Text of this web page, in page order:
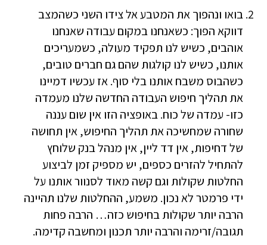
בואו ונהפוך את המטבע אל צידו השני כשהמצב
דווקא הפוך: כשאנחנו במקום עבודה שאנחנו
אוהבים, כשיש לנו תפקיד מעולה, כשמעריכים
אותנו, כשיש לנו קולגות שהם גם חברים טובים,
כשהבוס משבח אותנו בלי סוף. אז עכשיו דמיינו
את תהליך חיפוש העבודה החדשה שלנו מעמדה
כזו- עמדה של כוח. באופציה הזו אין שום עננה
שחורה שמחשיכה את תהליך החיפוש, אין תחושה
של דחיפות, אין דד ליין, אין מנהל בנק שלוחץ
להתחיל להזרים כספים, יש מספיק זמן לביצוע
החלטות שקולות וגם קשה מאוד לסנוור אותנו על
ידי פרמטר לא נכון. משמע, ההחלטות שלנו תהיינה
הרבה יותר שקולות בחיפוש כזה… הרבה פחות
תגובה/זרימה והרבה יותר תכנון ומחשבה קדימה.